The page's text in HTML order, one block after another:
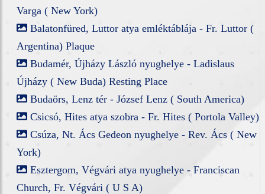
Varga ( New York)
Balatonfüred, Luttor atya emléktáblája - Fr. Luttor (
Argentina) Plaque
Budamér, Újházy László nyughelye - Ladislaus
Újházy ( New Buda) Resting Place
Budaörs, Lenz tér - József Lenz ( South America)
Csicsó, Hites atya szobra - Fr. Hites ( Portola Valley)
Csúza, Nt. Ács Gedeon nyughelye - Rev. Ács ( New
York)
Esztergom, Végvári atya nyughelye - Franciscan
Church, Fr. Végvári ( U S A)